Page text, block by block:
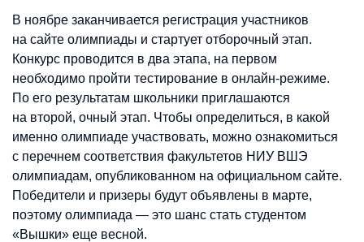
В ноябре заканчивается регистрация участников
на сайте олимпиады и стартует отборочный этап.
Конкурс проводится в два этапа, на первом
необходимо пройти тестирование в онлайн-режиме.
По его результатам школьники приглашаются
на второй, очный этап. Чтобы определиться, в какой
именно олимпиаде участвовать, можно ознакомиться
с перечнем соответствия факультетов НИУ ВШЭ
олимпиадам, опубликованном на официальном сайте.
Победители и призеры будут объявлены в марте,
поэтому олимпиада — это шанс стать студентом
«Вышки» еще весной.